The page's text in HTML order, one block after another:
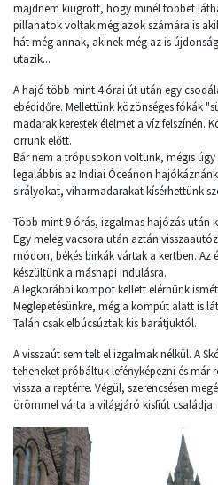
majdnem kiugrott, hogy minél többet
pillanatok voltak még azok számára is
hát még annak, akinek még az is
utazik...
A hajó több mint 4 órai út után egy
ebédidőre. Mellettünk közönséges fókák
madarak kerestek élelmet a víz felszínén.
orrunk előtt.
Bár nem a trópusokon voltunk, mégis
legalábbis az Indiai Óceánon
sirályokat, viharmadarakat kísérhettünk
Több mint 9 órás, izgalmas hajózás után
Egy meleg vacsora után aztán
módon, békés birkák vártak a kertben. Az
készültünk a másnapi indulásra.
A legkorábbi kompot kellett elérnünk
Meglepetésünkre, még a kompút alatt is
Talán csak elbúcsúztak kis barátjuktól.
A visszaút sem telt el izgalmak nélkül. A
teheneket próbáltuk lefényképezni és
vissza a reptérre. Végül, szerencsésen
örömmel várta a világjáró kisfiút családja.